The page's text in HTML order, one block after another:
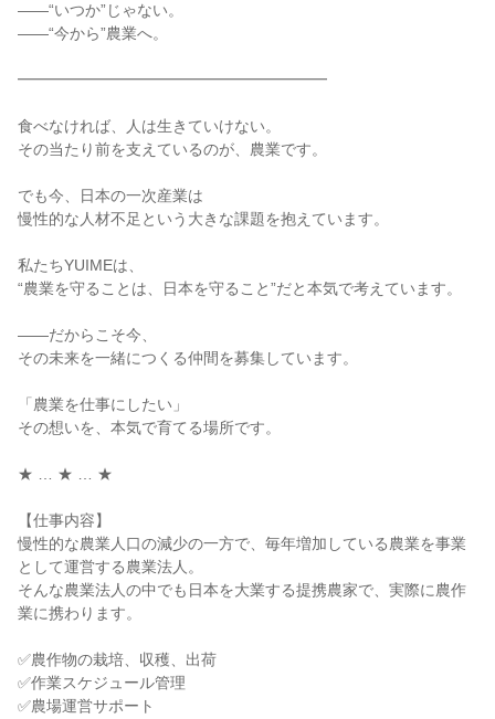
――“いつか”じゃない。
――“今から”農業へ。
━━━━━━━━━━━━━━━━━━━━
食べなければ、人は生きていけない。
その当たり前を支えているのが、農業です。
でも今、日本の一次産業は
慢性的な人材不足という大きな課題を抱えています。
私たちYUIMEは、
“農業を守ることは、日本を守ること”だと本気で考えています。
――だからこそ今、
その未来を一緒につくる仲間を募集しています。
「農業を仕事にしたい」
その想いを、本気で育てる場所です。
★ … ★ … ★
【仕事内容】
慢性的な農業人口の減少の一方で、毎年増加している農業を事業
として運営する農業法人。
そんな農業法人の中でも日本を大業する提携農家で、実際に農作
業に携わります。
✅農作物の栽培、収穫、出荷
✅作業スケジュール管理
✅農場運営サポート